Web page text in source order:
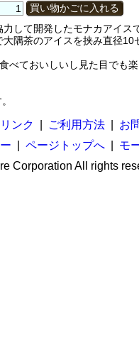
買い物かごに入れる
して開発したモナカアイス
隅茶のアイスを挟み直径10
べておいしいし見た目でも
ンク ご利用方法
お
ページトップへ
モ
Corporation All rights